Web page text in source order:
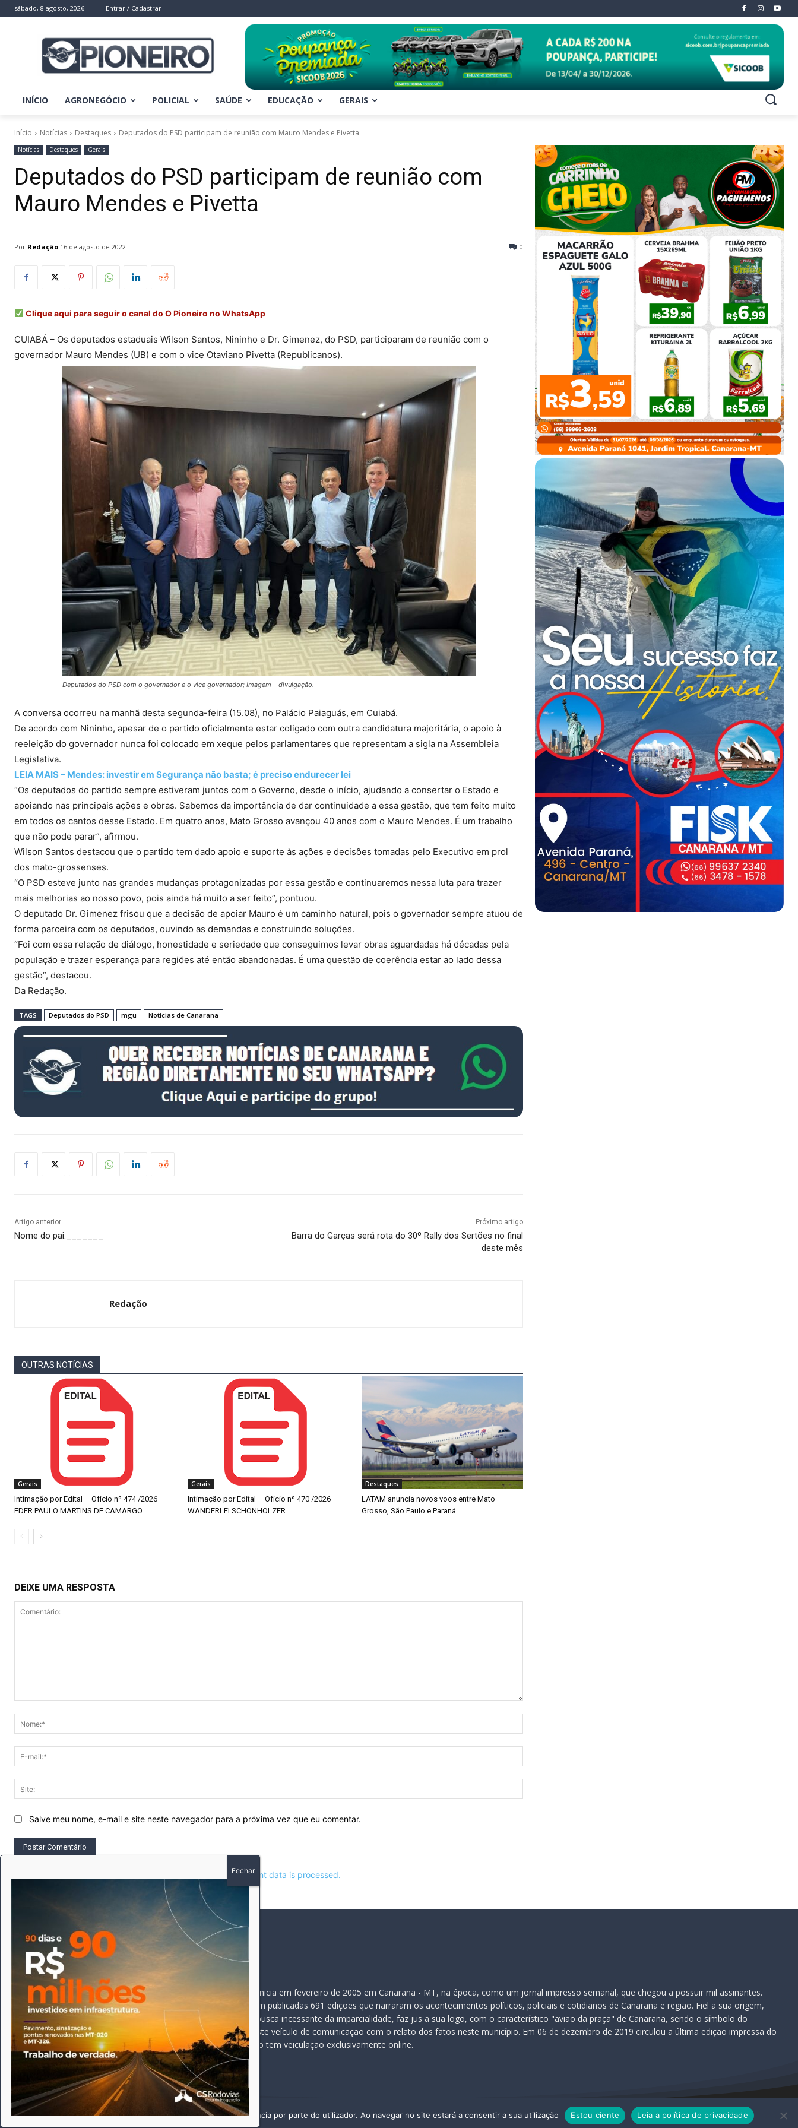
sábado, 8 agosto, 2026 Entrar / Cadastrar
INÍCIO AGRONEGÓCIO POLICIAL SAÚDE EDUCAÇÃO GERAIS
Início Notícias Destaques Deputados do PSD participam de reunião com Mauro Mendes e Pivetta
Notícias Destaques Gerais
Deputados do PSD participam de reunião com
Mauro Mendes e Pivetta
Por Redação 0
16 de agosto de 2022
Clique aqui para seguir o canal do O Pioneiro no WhatsApp
CUIABÁ – Os deputados estaduais Wilson Santos, Nininho e Dr. Gimenez, do PSD, participaram de reunião com o
governador Mauro Mendes (UB) e com o vice Otaviano Pivetta (Republicanos).
Deputados do PSD com o governador e o vice governador; Imagem – divulgação.
A conversa ocorreu na manhã desta segunda-feira (15.08), no Palácio Paiaguás, em Cuiabá.
De acordo com Nininho, apesar de o partido oficialmente estar coligado com outra candidatura majoritária, o apoio à
reeleição do governador nunca foi colocado em xeque pelos parlamentares que representam a sigla na Assembleia
Legislativa.
LEIA MAIS – Mendes: investir em Segurança não basta; é preciso endurecer lei
“Os deputados do partido sempre estiveram juntos com o Governo, desde o início, ajudando a consertar o Estado e
apoiando nas principais ações e obras. Sabemos da importância de dar continuidade a essa gestão, que tem feito muito
em todos os cantos desse Estado. Em quatro anos, Mato Grosso avançou 40 anos com o Mauro Mendes. É um trabalho
que não pode parar”, afirmou.
Wilson Santos destacou que o partido tem dado apoio e suporte às ações e decisões tomadas pelo Executivo em prol
dos mato-grossenses.
“O PSD esteve junto nas grandes mudanças protagonizadas por essa gestão e continuaremos nessa luta para trazer
mais melhorias ao nosso povo, pois ainda há muito a ser feito”, pontuou.
O deputado Dr. Gimenez frisou que a decisão de apoiar Mauro é um caminho natural, pois o governador sempre atuou de
forma parceira com os deputados, ouvindo as demandas e construindo soluções.
“Foi com essa relação de diálogo, honestidade e seriedade que conseguimos levar obras aguardadas há décadas pela
população e trazer esperança para regiões até então abandonadas. É uma questão de coerência estar ao lado dessa
gestão”, destacou.
Da Redação.
TAGS Deputados do PSD mgu Noticias de Canarana
Artigo anterior
Nome do pai:_______
Próximo artigo
Barra do Garças será rota do 30º Rally dos Sertões no final
deste mês
Redação
OUTRAS NOTÍCIAS
Gerais
Intimação por Edital – Ofício nº 474 /2026 –
EDER PAULO MARTINS DE CAMARGO
Gerais
Intimação por Edital – Ofício nº 470 /2026 –
WANDERLEI SCHONHOLZER
Destaques
LATAM anuncia novos voos entre Mato
Grosso, São Paulo e Paraná
DEIXE UMA RESPOSTA
mail:*
Salve meu nome, e-mail e site neste navegador para a próxima vez que eu comentar.
Learn how your comment data is processed.
SIGA-NOS
Expediente
opioneiroj@gmail.com
SOBRE
A história do Pioneiro inicia em fevereiro de 2005 em Canarana - MT, na época, como um jornal impresso semanal, que chegou a possuir mil assinantes.
Durante 15 anos, foram publicadas 691 edições que narraram os acontecimentos políticos, policiais e cotidianos de Canarana e região. Fiel a sua origem,
pautado sempre pela busca incessante da imparcialidade, faz jus a sua logo, com o característico "avião da praça" de Canarana, sendo o símbolo do
comprometimento deste veículo de comunicação com o relato dos fatos neste município. Em 06 de dezembro de 2019 circulou a última edição impressa do
jornal, que desde então tem veiculação exclusivamente online.
Desenvolvido por Flint Digital©. O Pioneiro© - 2026, Todos os Direitos Reservados. Este material não pode ser publicado, reescrito ou redistribuído sem autorização.
Este site utiliza cookies para permitir uma melhor experiência por parte do utilizador. Ao navegar no site estará a consentir a sua utilização Estou ciente Leia a política de privacidade